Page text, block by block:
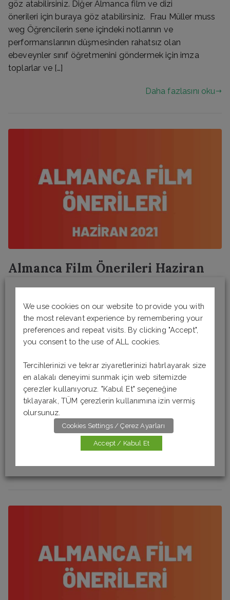
göz atabilirsiniz. Diğer Almanca film ve dizi
önerileri için buraya göz atabilirsiniz. Frau Müller muss
weg Öğrencilerin sene içindeki notlarının ve
performanslarının düşmesinden rahatsız olan
ebeveynler sınıf öğretmenini göndermek için imza
toplarlar ve […]
Daha fazlasını oku
Almanca Film Önerileri Haziran
2021
26 Haziran 2021tarihinde gönderilmiş
Almanca Film Önerileri Haziran ayı Almanca
film önerilerinden merhaba. Almanca dinleme
öğrenebilmek için bu ay 3 Almanca film izledim. Farklı
kategorilerde 3 Almanca film tavsiyesi için yazımıza
göz atabilirsiniz. Diğer Almanca film ve dizi
önerileri için buraya göz atabilirsiniz. 1. die Wolke
Yaşadıkları kentin yakınında bir nükleer santral
reaktörünün patlaması sonucunda bu kent ve
çevresinde yaşayanlar için hayati tehlike oluşur. […]
Daha fazlasını oku
We use cookies on our website to provide you with
the most relevant experience by remembering your
preferences and repeat visits. By clicking "Accept",
you consent to the use of ALL cookies.
Tercihlerinizi ve tekrar ziyaretlerinizi hatırlayarak size
en alakalı deneyimi sunmak için web sitemizde
çerezler kullanıyoruz. "Kabul Et" seçeneğine
tıklayarak, TÜM çerezlerin kullanımına izin vermiş
olursunuz.
Cookies Settings / Çerez Ayarları
Accept / Kabul Et